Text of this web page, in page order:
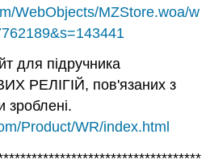
WebObjects/MZStore.woa/w
для підручника
РЕЛІГІЙ, пов'язаних з
зроблені.
Product/WR/index.html